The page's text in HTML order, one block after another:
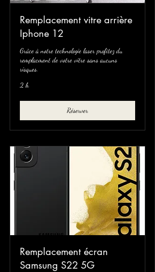
Remplacement vitre arrière
Iphone 12
Grâce à notre technologie laser profitez du
remplacment de votre vitre sans aucuns
risques.
2 h
Réserver
Remplacement écran
Samsung S22 5G